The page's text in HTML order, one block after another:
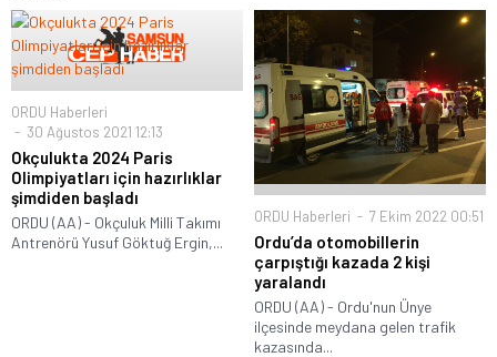
ORDU Haberleri
30 Ağustos 2021 12:13
Okçulukta 2024 Paris
Olimpiyatları için hazırlıklar
şimdiden başladı
ORDU (AA) - Okçuluk Milli Takımı
Antrenörü Yusuf Göktuğ Ergin,...
ORDU Haberleri 7 Ekim 2022 00:51
Ordu’da otomobillerin
çarpıştığı kazada 2 kişi
yaralandı
ORDU (AA) - Ordu'nun Ünye
ilçesinde meydana gelen trafik
kazasında...